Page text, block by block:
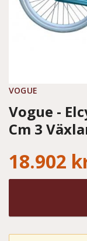
VOGUE
Vogue -
Cm 3
18.902